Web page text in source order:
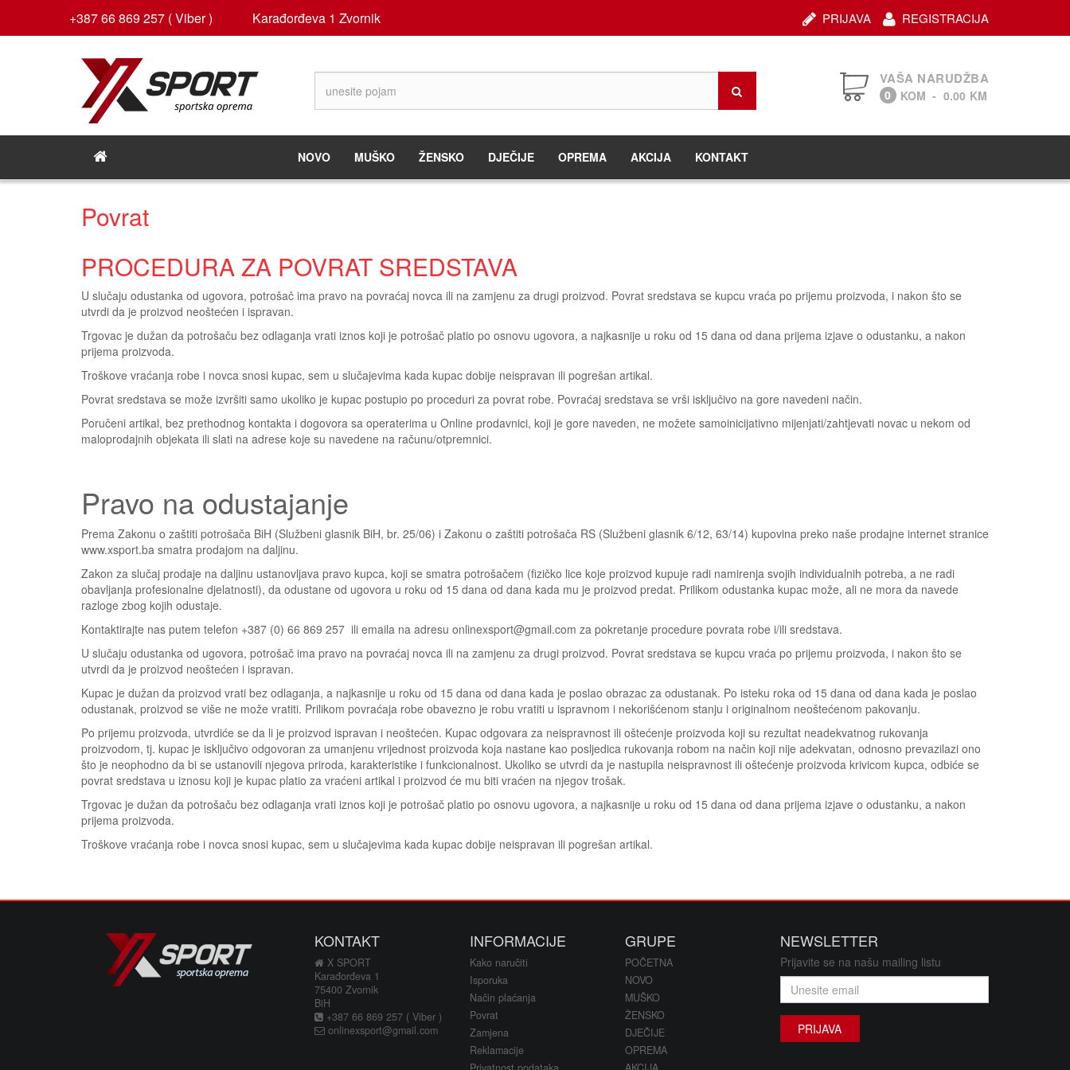
+387 66 869 257 ( Viber ) Karađorđeva 1 Zvornik REGISTRACIJA
PRIJAVA
VAŠA NARUDŽBA
0 KOM - 0.00 KM
NOVO MUŠKO ŽENSKO DJEČIJE OPREMA AKCIJA KONTAKT
Povrat
PROCEDURA ZA POVRAT SREDSTAVA
U slučaju odustanka od ugovora, potrošač ima pravo na povraćaj novca ili na zamjenu za drugi proizvod. Povrat sredstava se kupcu vraća po prijemu proizvoda, i nakon što se
utvrdi da je proizvod neoštećen i ispravan.
Trgovac je dužan da potrošaču bez odlaganja vrati iznos koji je potrošač platio po osnovu ugovora, a najkasnije u roku od 15 dana od dana prijema izjave o odustanku, a nakon
prijema proizvoda.
Troškove vraćanja robe i novca snosi kupac, sem u slučajevima kada kupac dobije neispravan ili pogrešan artikal.
Povrat sredstava se može izvršiti samo ukoliko je kupac postupio po proceduri za povrat robe. Povraćaj sredstava se vrši isključivo na gore navedeni način.
Poručeni artikal, bez prethodnog kontakta i dogovora sa operaterima u Online prodavnici, koji je gore naveden, ne možete samoinicijativno mijenjati/zahtjevati novac u nekom od
maloprodajnih objekata ili slati na adrese koje su navedene na računu/otpremnici.
Pravo na odustajanje
Prema Zakonu o zaštiti potrošača BiH (Službeni glasnik BiH, br. 25/06) i Zakonu o zaštiti potrošača RS (Službeni glasnik 6/12, 63/14) kupovina preko naše prodajne internet stranice
www.xsport.ba smatra prodajom na daljinu.
Zakon za slučaj prodaje na daljinu ustanovljava pravo kupca, koji se smatra potrošačem (fizičko lice koje proizvod kupuje radi namirenja svojih individualnih potreba, a ne radi
obavljanja profesionalne djelatnosti), da odustane od ugovora u roku od 15 dana od dana kada mu je proizvod predat. Prilikom odustanka kupac može, ali ne mora da navede
razloge zbog kojih odustaje.
Kontaktirajte nas putem telefon +387 (0) 66 869 257 ili emaila na adresu onlinexsport@gmail.com za pokretanje procedure povrata robe i/ili sredstava.
U slučaju odustanka od ugovora, potrošač ima pravo na povraćaj novca ili na zamjenu za drugi proizvod. Povrat sredstava se kupcu vraća po prijemu proizvoda, i nakon što se
utvrdi da je proizvod neoštećen i ispravan.
Kupac je dužan da proizvod vrati bez odlaganja, a najkasnije u roku od 15 dana od dana kada je poslao obrazac za odustanak. Po isteku roka od 15 dana od dana kada je poslao
odustanak, proizvod se više ne može vratiti. Prilikom povraćaja robe obavezno je robu vratiti u ispravnom i nekorišćenom stanju i originalnom neoštećenom pakovanju.
Po prijemu proizvoda, utvrdiće se da li je proizvod ispravan i neoštećen. Kupac odgovara za neispravnost ili oštećenje proizvoda koji su rezultat neadekvatnog rukovanja
proizvodom, tj. kupac je isključivo odgovoran za umanjenu vrijednost proizvoda koja nastane kao posljedica rukovanja robom na način koji nije adekvatan, odnosno prevazilazi ono
što je neophodno da bi se ustanovili njegova priroda, karakteristike i funkcionalnost. Ukoliko se utvrdi da je nastupila neispravnost ili oštećenje proizvoda krivicom kupca, odbiće se
povrat sredstava u iznosu koji je kupac platio za vraćeni artikal i proizvod će mu biti vraćen na njegov trošak.
Trgovac je dužan da potrošaču bez odlaganja vrati iznos koji je potrošač platio po osnovu ugovora, a najkasnije u roku od 15 dana od dana prijema izjave o odustanku, a nakon
prijema proizvoda.
Troškove vraćanja robe i novca snosi kupac, sem u slučajevima kada kupac dobije neispravan ili pogrešan artikal.
KONTAKT
X SPORT
Karađorđeva 1
75400 Zvornik
BiH
+387 66 869 257 ( Viber )
onlinexsport@gmail.com
INFORMACIJE
Kako naručiti
Isporuka
Način plaćanja
Povrat
Zamjena
Reklamacije
GRUPE
POČETNA
NOVO
MUŠKO
ŽENSKO
DJEČIJE
OPREMA
NEWSLETTER
Prijavite se na našu mailing listu
PRIJAVA